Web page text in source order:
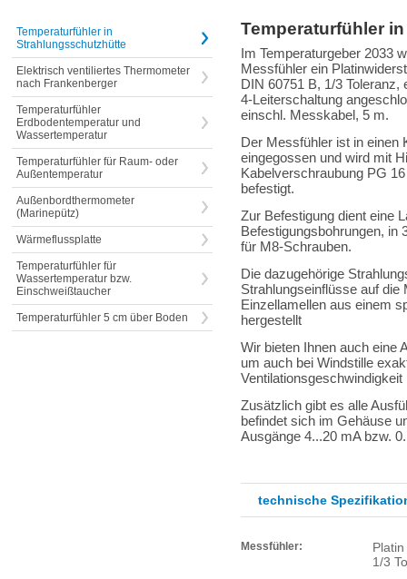
Temperaturfühler in
Strahlungsschutzhütte
Elektrisch ventiliertes Thermometer
nach Frankenberger
Temperaturfühler
Erdbodentemperatur und
Wassertemperatur
Temperaturfühler für Raum- oder
Außentemperatur
Außenbordthermometer
(Marinepütz)
Wärmeflussplatte
Temperaturfühler für
Wassertemperatur bzw.
Einschweißtaucher
Temperaturfühler 5 cm über Boden
Temperaturfühler
Im Temperaturgeber 2033
Messfühler ein
DIN 60751 B, 1/3 Toleranz,
4-Leiterschaltung
einschl. Messkabel, 5 m.
Der Messfühler ist in einen
eingegossen und wird mit
Kabelverschraubung PG
befestigt.
Zur Befestigung dient eine
Befestigungsbohrungen, in
für M8-Schrauben.
Die dazugehörige
Strahlungseinflüsse auf
Einzellamellen aus einem
hergestellt
Wir bieten Ihnen auch eine
um auch bei Windstille
Zusätzlich gibt es alle
befindet sich im Gehäuse
Ausgänge 4...20 mA bzw.
technische
Messfühler:
1/3